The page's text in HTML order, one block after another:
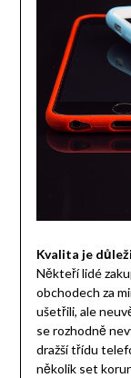
Kvalita je
Někteří lidé
obchodech za
ušetřili, ale
se rozhodně
dražší třídu
několik set